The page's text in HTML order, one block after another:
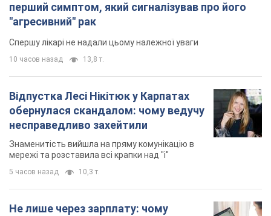
перший симптом, який сигналізував про його
"агресивний" рак
Спершу лікарі не надали цьому належної уваги
10 часов назад 13,8 т.
Відпустка Лесі Нікітюк у Карпатах
обернулася скандалом: чому ведучу
несправедливо захейтили
Знаменитість вийшла на пряму комунікацію в
мережі та розставила всі крапки над "і"
5 часов назад 10,3 т.
Не лише через зарплату: чому